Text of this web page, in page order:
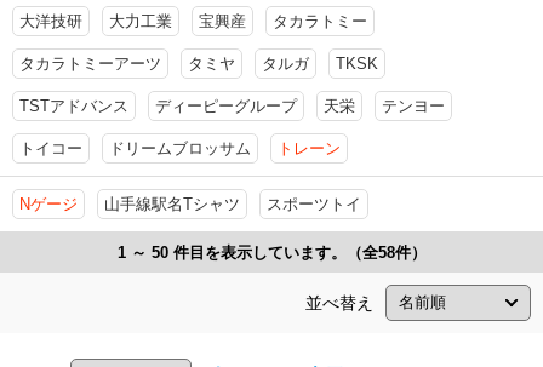
大洋技研 大力工業 宝興産 タカラトミー
タカラトミーアーツ タミヤ タルガ TKSK
TSTアドバンス ディーピーグループ 天栄 テンヨー
トイコー ドリームブロッサム トレーン
Nゲージ 山手線駅名Tシャツ スポーツトイ
1 ～ 50 件目を表示しています。（全58件）
並べ替え